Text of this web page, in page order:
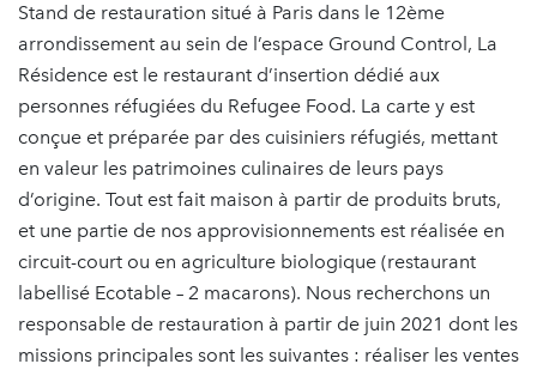
Stand de restauration situé à Paris dans le 12ème
arrondissement au sein de l’espace Ground Control, La
Résidence est le restaurant d’insertion dédié aux
personnes réfugiées du Refugee Food. La carte y est
conçue et préparée par des cuisiniers réfugiés, mettant
en valeur les patrimoines culinaires de leurs pays
d’origine. Tout est fait maison à partir de produits bruts,
et une partie de nos approvisionnements est réalisée en
circuit-court ou en agriculture biologique (restaurant
labellisé Ecotable – 2 macarons). Nous recherchons un
responsable de restauration à partir de juin 2021 dont les
missions principales sont les suivantes : réaliser les ventes